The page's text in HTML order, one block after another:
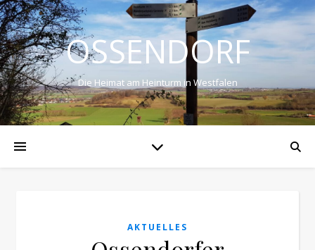
OSSENDORF
Die Heimat am Heinturm in Westfalen
AKTUELLES